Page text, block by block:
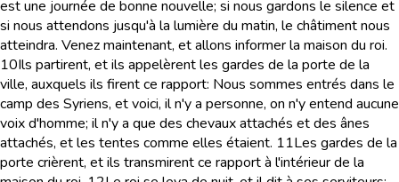
est une journée de bonne nouvelle; si nous gardons le silence et
si nous attendons jusqu'à la lumière du matin, le châtiment nous
atteindra. Venez maintenant, et allons informer la maison du roi.
10Ils partirent, et ils appelèrent les gardes de la porte de la
ville, auxquels ils firent ce rapport: Nous sommes entrés dans le
camp des Syriens, et voici, il n'y a personne, on n'y entend aucune
voix d'homme; il n'y a que des chevaux attachés et des ânes
attachés, et les tentes comme elles étaient. 11Les gardes de la
porte crièrent, et ils transmirent ce rapport à l'intérieur de la